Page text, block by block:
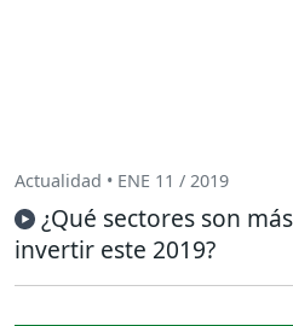
Actualidad • ENE 11 / 2019
¿Qué sectores son
invertir este 2019?